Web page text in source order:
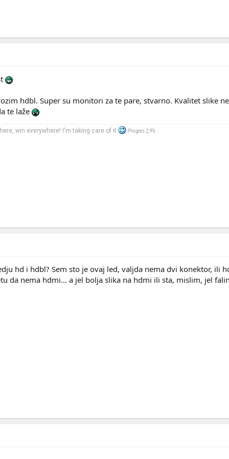
hdbl. Super su monitori za te pare, stvarno. Kvalitet slike
te laže
win everywhere! I'm taking care of it Progres 2,9%
hd i hdbl? Sem sto je ovaj led, valjda nema dvi konektor, ili
da nema hdmi... a jel bolja slika na hdmi ili sta, mislim, jel